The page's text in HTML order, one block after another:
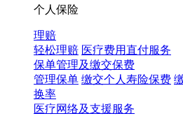
个人保险
理赔
轻松理赔 医疗费用直付服务
保单管理及缴交保费
管理保单 缴交个人寿险保费
换率
医疗网络及支援服务